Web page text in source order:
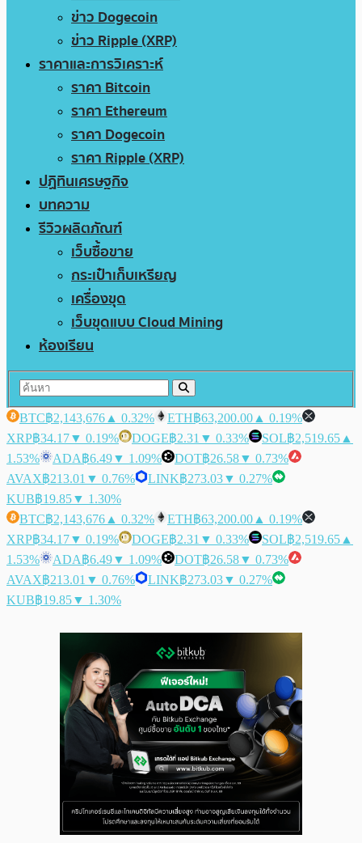
ข่าว Dogecoin
ข่าว Ripple (XRP)
ราคาและการวิเคราะห์
ราคา Bitcoin
ราคา Ethereum
ราคา Dogecoin
ราคา Ripple (XRP)
ปฏิทินเศรษฐกิจ
บทความ
รีวิวผลิตภัณฑ์
เว็บซื้อขาย
กระเป๋าเก็บเหรียญ
เครื่องขุด
เว็บขุดแบบ Cloud Mining
ห้องเรียน
BTC฿2,143,676 ▲ 0.32% ETH฿63,200.00 ▲ 0.19%
XRP฿34.17▼ 0.19% DOGE฿2.31 ▼ 0.33% SOL฿2,519.65 ▲
1.53%
ADA฿6.49▼ 1.09% DOT฿26.58▼ 0.73%
AVAX฿213.01 ▼ 0.76% LINK฿273.03▼ 0.27%
KUB฿19.85▼ 1.30%
BTC฿2,143,676 ▲ 0.32% ETH฿63,200.00 ▲ 0.19%
XRP฿34.17▼ 0.19% DOGE฿2.31 ▼ 0.33% SOL฿2,519.65 ▲
1.53%
ADA฿6.49▼ 1.09% DOT฿26.58▼ 0.73%
AVAX฿213.01 ▼ 0.76% LINK฿273.03▼ 0.27%
KUB฿19.85▼ 1.30%